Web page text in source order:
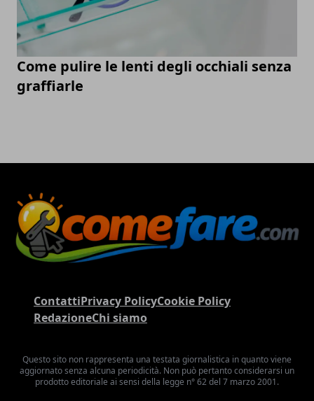
Come pulire le lenti degli occhiali senza
graffiarle
ContattiPrivacy PolicyCookie Policy
RedazioneChi siamo
Questo sito non rappresenta una testata giornalistica in quanto viene
aggiornato senza alcuna periodicità. Non può pertanto considerarsi un
prodotto editoriale ai sensi della legge n° 62 del 7 marzo 2001.